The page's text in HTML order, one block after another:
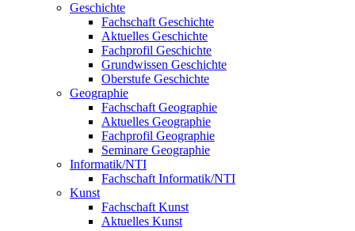
Geschichte
Fachschaft Geschichte
Aktuelles Geschichte
Fachprofil Geschichte
Grundwissen Geschichte
Oberstufe Geschichte
Geographie
Fachschaft Geographie
Aktuelles Geographie
Fachprofil Geographie
Seminare Geographie
Informatik/NTI
Fachschaft Informatik/NTI
Kunst
Fachschaft Kunst
Aktuelles Kunst